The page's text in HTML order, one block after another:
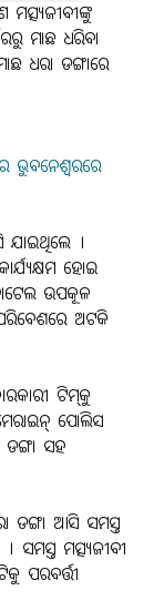
ମାଛ ଧରିବା
ଧରା ଡଙ୍ଗାରେ
ଭୁବନେଶ୍ବରରେ
ଯାଇଥିଲେ ।
ହୋଇ
ଉପକୂଳ
ଅଟକି
ଟିମ୍‌କୁ
ପୋଲିସ
ଡଙ୍ଗା ସହ
ଡଙ୍ଗା ଆସି ସମସ୍ତ
ସମସ୍ତ ମତ୍ସ୍ୟଜୀବୀ
ପରବର୍ତ୍ତୀ